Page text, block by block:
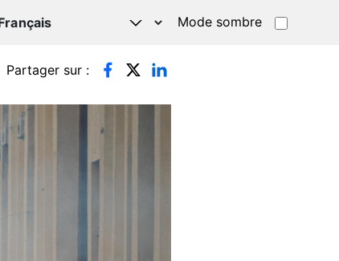
Mode sombre
Partager sur :